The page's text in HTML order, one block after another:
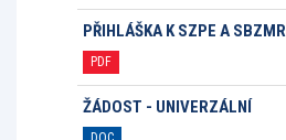
PŘIHLÁŠKA K SZPE A SBZMR
PDF
ŽÁDOST - UNIVERZÁLNÍ